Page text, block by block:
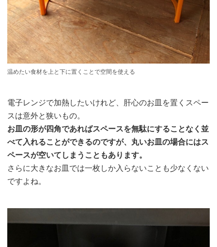
温めたい食材を上と下に置くことで空間を使える
電子レンジで加熱したいけれど、肝心のお皿を置くスペー
スは意外と狭いもの。
お皿の形が四角であればスペースを無駄にすることなく並
べて入れることができるのですが、丸いお皿の場合にはス
ペースが空いてしまうこともあります。
さらに大きなお皿では一枚しか入らないことも少なくない
ですよね。